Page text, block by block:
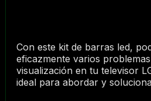
Con este kit de barras led,
eficazmente varios
visualización en tu televisor
ideal para abordar y